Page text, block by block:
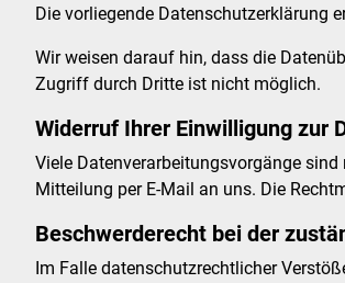
Die vorliegende Datenschutzerklärung
Wir weisen darauf hin, dass die
Zugriff durch Dritte ist nicht möglich.
Widerruf Ihrer Einwilligung zur
Viele Datenverarbeitungsvorgänge
Mitteilung per E-Mail an uns. Die
Beschwerderecht bei der
Im Falle datenschutzrechtlicher